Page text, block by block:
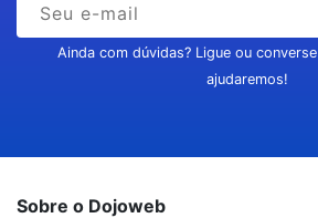
Ainda com dúvidas? Ligue ou
ajudaremos!
Sobre o Dojoweb